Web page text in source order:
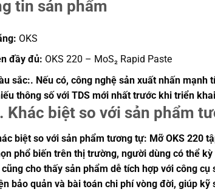
tin sản phẩm
OKS
đầy đủ: OKS 220 – MoS₂ Rapid Paste
sắc:. Nếu có, công nghệ sản xuất nhấn
thông số với TDS mới nhất trước khi triển
Khác biệt so với sản phẩm
biệt so với sản phẩm tương tự: Mỡ OKS 220
phổ biến trên thị trường, người dùng có thể
cho thấy sản phẩm dễ tích hợp với công
bảo quản và bài toán chi phí vòng đời, giúp